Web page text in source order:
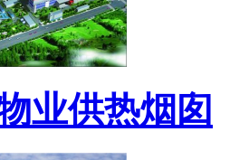
业供热烟囱